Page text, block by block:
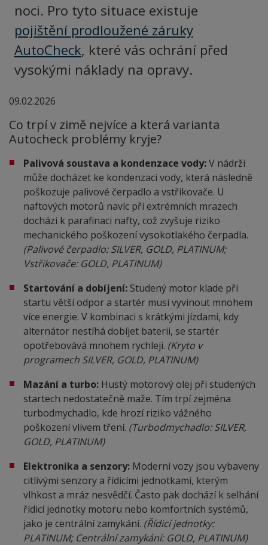
noci. Pro tyto situace existuje
pojištění prodloužené záruky
AutoCheck, které vás ochrání před
vysokými náklady na opravy.
09.02.2026
Co trpí v zimě nejvíce a která varianta
Autocheck problémy kryje?
Palivová soustava a kondenzace vody:V nádrži
může docházet ke kondenzaci vody, která následně
poškozuje palivové čerpadlo a vstřikovače. U
naftových motorů navíc při extrémních mrazech
dochází k parafinaci nafty, což zvyšuje riziko
mechanického poškození vysokotlakého čerpadla.
(Palivové čerpadlo: SILVER, GOLD, PLATINUM;
Vstřikovače: GOLD, PLATINUM)
Startování a dobíjení: Studený motor klade při
startu větší odpor a startér musí vyvinout mnohem
více energie. V kombinaci s krátkými jízdami, kdy
alternátor nestíhá dobíjet baterii, se startér
opotřebovává mnohem rychleji. (Kryto v
programech SILVER, GOLD, PLATINUM)
Mazání a turbo: Hustý motorový olej při studených
startech nedostatečně maže. Tím trpí zejména
turbodmychadlo, kde hrozí riziko vážného
poškození vlivem tření. (Turbodmychadlo: SILVER,
GOLD, PLATINUM)
Elektronika a senzory: Moderní vozy jsou vybaveny
citlivými senzory a řídicími jednotkami, kterým
vlhkost a mráz nesvědčí. Často pak dochází k selhání
řídicí jednotky motoru nebo komfortních systémů,
jako je centrální zamykání. (Řídicí jednotky:
PLATINUM; Centrální zamykání: GOLD, PLATINUM)